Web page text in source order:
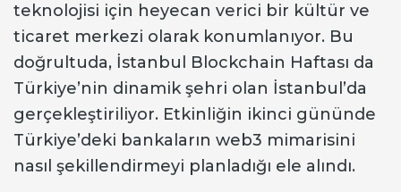
teknolojisi için heyecan verici bir kültür ve
ticaret merkezi olarak konumlanıyor. Bu
doğrultuda, İstanbul Blockchain Haftası da
Türkiye’nin dinamik şehri olan İstanbul’da
gerçekleştiriliyor. Etkinliğin ikinci gününde
Türkiye’deki bankaların web3 mimarisini
nasıl şekillendirmeyi planladığı ele alındı.